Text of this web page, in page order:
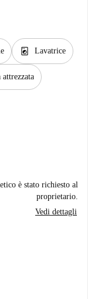
local_laundry_service Lavatrice
attrezzata
è stato richiesto al
proprietario.
Vedi dettagli